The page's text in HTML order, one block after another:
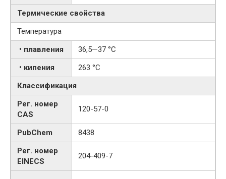
Термические свойства
Температура
• плавления
36,5—37 °C
• кипения
263 °C
Классификация
Рег. номер
CAS
120-57-0
PubChem
8438
Рег. номер
EINECS
204-409-7